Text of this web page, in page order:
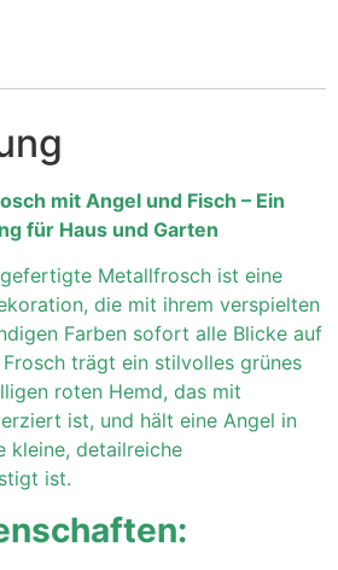
mit Angel und Fisch – Ein
für Haus und Garten
Metallfrosch ist eine
die mit ihrem verspielten
Farben sofort alle Blicke auf
trägt ein stilvolles grünes
roten Hemd, das mit
ist, und hält eine Angel in
kleine, detailreiche
ist.